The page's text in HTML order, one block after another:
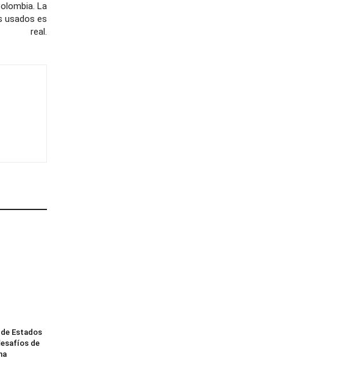
La
usados es
real.
de Estados
de